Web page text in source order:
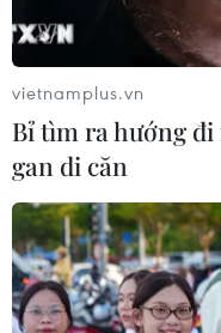
vietnamplus.vn
Bỉ tìm ra hướng
gan di căn